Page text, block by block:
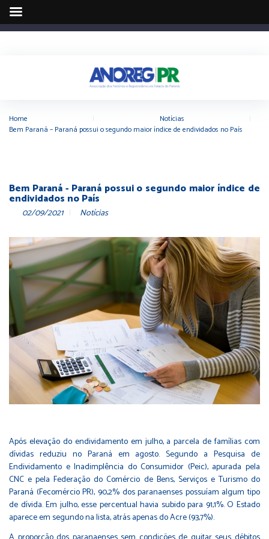
Home Notícias
Bem Paraná – Paraná possui o segundo maior índice de endividados no País
Bem Paraná - Paraná possui o segundo maior índice de
endividados no País
02/09/2021 Notícias
Após elevação do endividamento em julho, a parcela de famílias com
dívidas reduziu no Paraná em agosto. Segundo a Pesquisa de
Endividamento e Inadimplência do Consumidor (Peic), apurada pela
CNC e pela Federação do Comércio de Bens, Serviços e Turismo do
Paraná (Fecomércio PR), 90,2% dos paranaenses possuíam algum tipo
de dívida. Em julho, esse percentual havia subido para 91,1%. O Estado
aparece em segundo na lista, atrás apenas do Acre (93,7%).